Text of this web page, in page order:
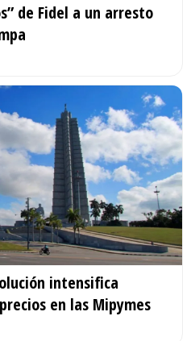
de Fidel a un arresto
intensifica
en las Mipymes